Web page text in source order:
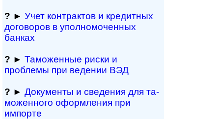
? ► Учет контрактов и кре­дит­ных
договоров в упол­номоченных
банках
? ► Таможенные риски и
проблемы при ведении ВЭД
? ► Документы и све­де­ния для та­
мо­жен­но­го офор­м­ле­ния при
импорте